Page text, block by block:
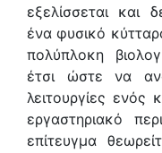
εξελίσσεται και
ένα φυσικό
πολύπλοκη
έτσι ώστε να
λειτουργίες
εργαστηριακό
επίτευγμα